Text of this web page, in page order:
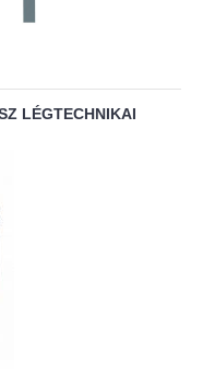
LÉGTECHNIKAI